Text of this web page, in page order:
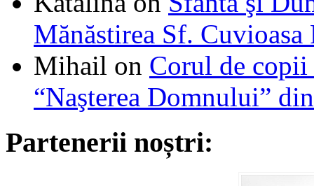
Mănăstirea Sf. Cuvioasa
Mihail on Corul de
“Naşterea Domnului”
Partenerii noștri: